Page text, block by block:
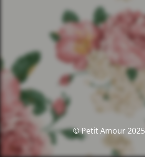
© Petit Amour 2025